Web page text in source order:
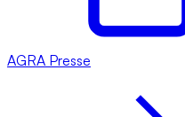
AGRA Presse